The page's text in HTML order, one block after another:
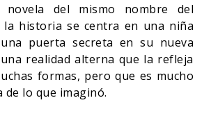
novela del mismo nombre del
historia se centra en una niña
puerta secreta en su nueva
realidad alterna que la refleja
formas, pero que es mucho
de lo que imaginó.